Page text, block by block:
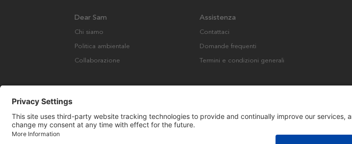
Dear Sam
Chi siamo
Politica ambientale
Collaborazione
Assistenza
Contattaci
Domande frequenti
Termini e condizioni generali